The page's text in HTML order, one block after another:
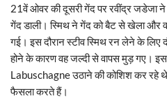
21वें ओवर की दूसरी गेंद पर रवींद्र जडेजा
गेंद डाली। स्मिथ ने गेंद को बैट से खेला और
गई। इस दौरान स्टीव स्मिथ रन लेने के
होने के कारण वह जल्दी से वापस मुड़ गए।
Labuschagne उठाने की कोशिश कर रहे
फैसला करते हैं।